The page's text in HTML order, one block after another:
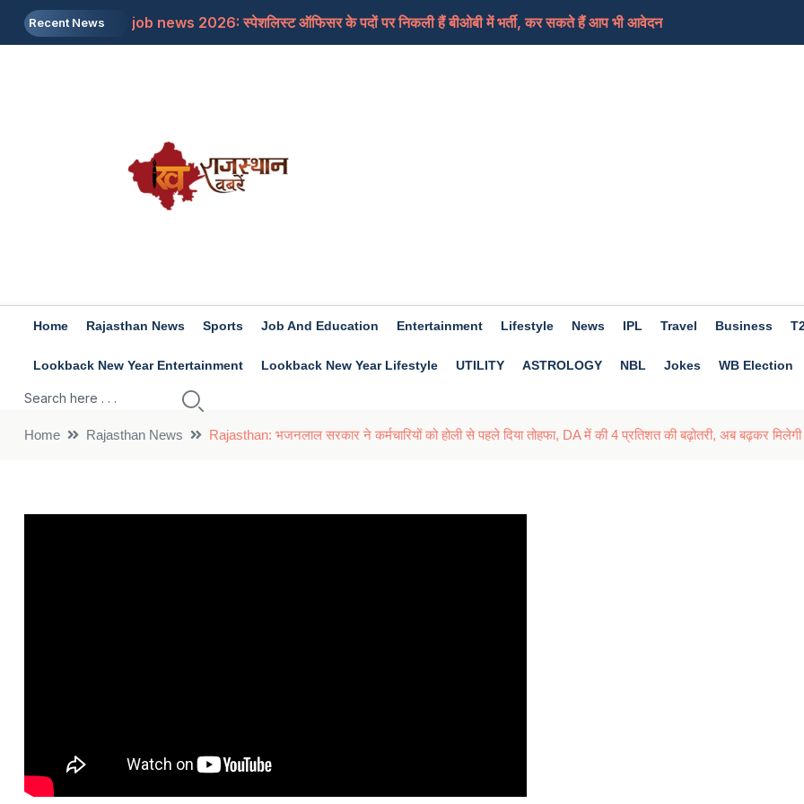
Recent News
job news 2026: स्पेशलिस्ट ऑफिसर के पदों पर निकली हैं बीओबी में भर्ती, कर सकते हैं आप भी आवेदन
Rashifal 8 aug 2026: इन राशियों के जातकों के लिए दिन होगा शुभ, हो सकता हैं आर्थिक लाभ, जाने क्या कहत...
Home Rajasthan News Sports Job And Education Entertainment Lifestyle News IPL Travel Business
Lookback New Year Entertainment Lookback New Year Lifestyle UTILITY ASTROLOGY NBL Jokes WB Election
Home Rajasthan News Rajasthan: भजनलाल सरकार ने कर्मचारियों को होली से पहले दिया तोहफा, DA में की 4 प्रतिशत की बढ़ोतरी, अब बढ़कर